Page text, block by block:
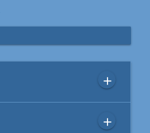
add
add